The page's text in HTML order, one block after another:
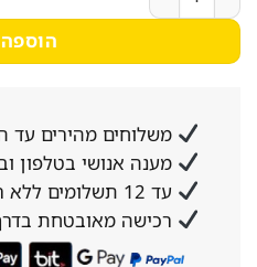
הוספה
משלוחים מהירים עד
מענה אנושי בטלפון
עד 12 תשלומים ללא ריבית והצמדה
רכישה מאובטחת